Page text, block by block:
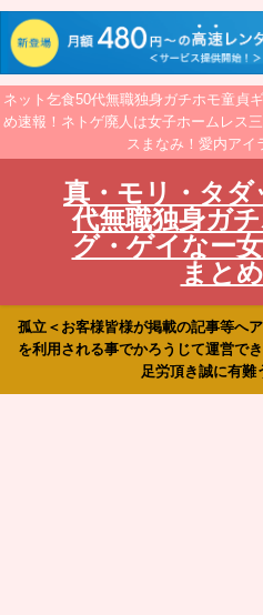
ネット乞食50代無職独身ガチホモ童貞
め速報！ネトゲ廃人は女子ホームレス
スまなみ！愛内アイ
真・モリ・タダ
代無職独身ガ
グ・ゲイなー
まと
孤立＜お客様皆様が掲載の記事等へ
を利用される事でかろうじて運営で
足労頂き誠に有難